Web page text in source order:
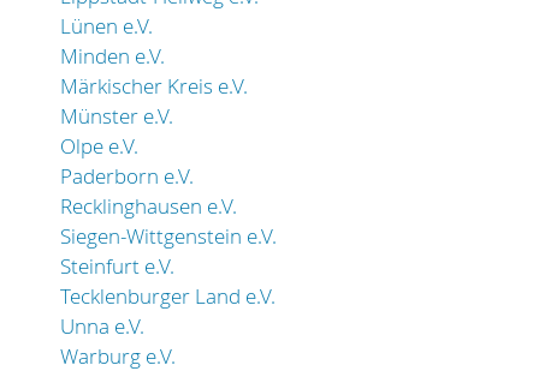
Lünen e.V.
Minden e.V.
Märkischer Kreis e.V.
Münster e.V.
Olpe e.V.
Paderborn e.V.
Recklinghausen e.V.
Siegen-Wittgenstein e.V.
Steinfurt e.V.
Tecklenburger Land e.V.
Unna e.V.
Warburg e.V.